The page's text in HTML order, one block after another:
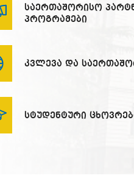
საერთაშორისო
პროგრამები
კვლევა და
სტუდენტური